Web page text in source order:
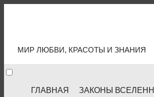
МИР ЛЮБВИ, КРАСОТЫ И ЗНАНИЯ
ГЛАВНАЯ ЗАКОНЫ